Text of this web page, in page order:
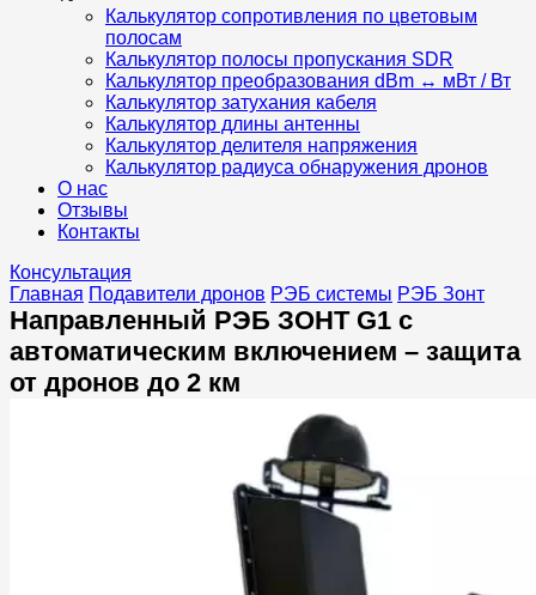
Калькулятор сопротивления по цветовым
полосам
Калькулятор полосы пропускания SDR
Калькулятор преобразования dBm ↔ мВт / Вт
Калькулятор затухания кабеля
Калькулятор длины антенны
Калькулятор делителя напряжения
Калькулятор радиуса обнаружения дронов
О нас
Отзывы
Контакты
Консультация
Главная Подавители дронов РЭБ системы РЭБ Зонт
Направленный РЭБ ЗОНТ G1 с
автоматическим включением – защита
от дронов до 2 км